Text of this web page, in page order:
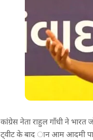
कांग्रेस नेता राहुल गाँधी ने भारत
ट्वीट के बाद ान आम आदमी